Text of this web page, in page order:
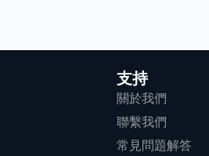
支持
關於我們
聯繫我們
常見問題解答